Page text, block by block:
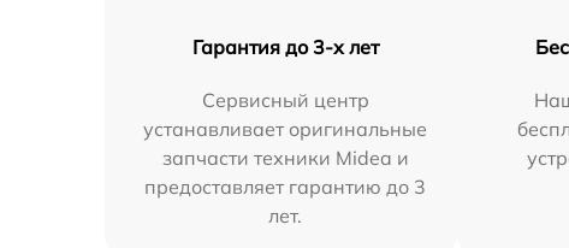
Гарантия до 3-х лет
Сервисный центр
устанавливает оригинальные
запчасти техники Midea и
предоставляет гарантию до 3
лет.